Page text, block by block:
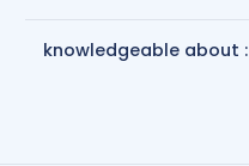
knowledgeable about :